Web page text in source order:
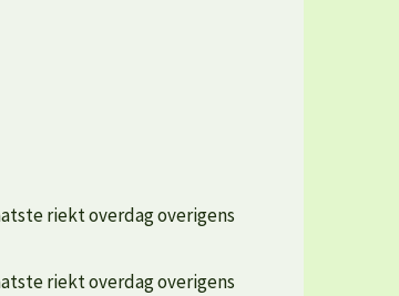
riekt overdag overigens
riekt overdag overigens